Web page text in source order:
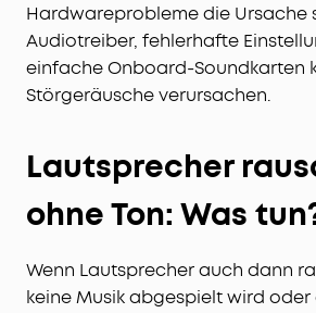
Hardwareprobleme die Ursache
Audiotreiber, fehlerhafte
einfache Onboard-Soundkarten
Störgeräusche verursachen.
Lautsprecher
ohne Ton: Was
Wenn Lautsprecher auch dann
keine Musik abgespielt wird